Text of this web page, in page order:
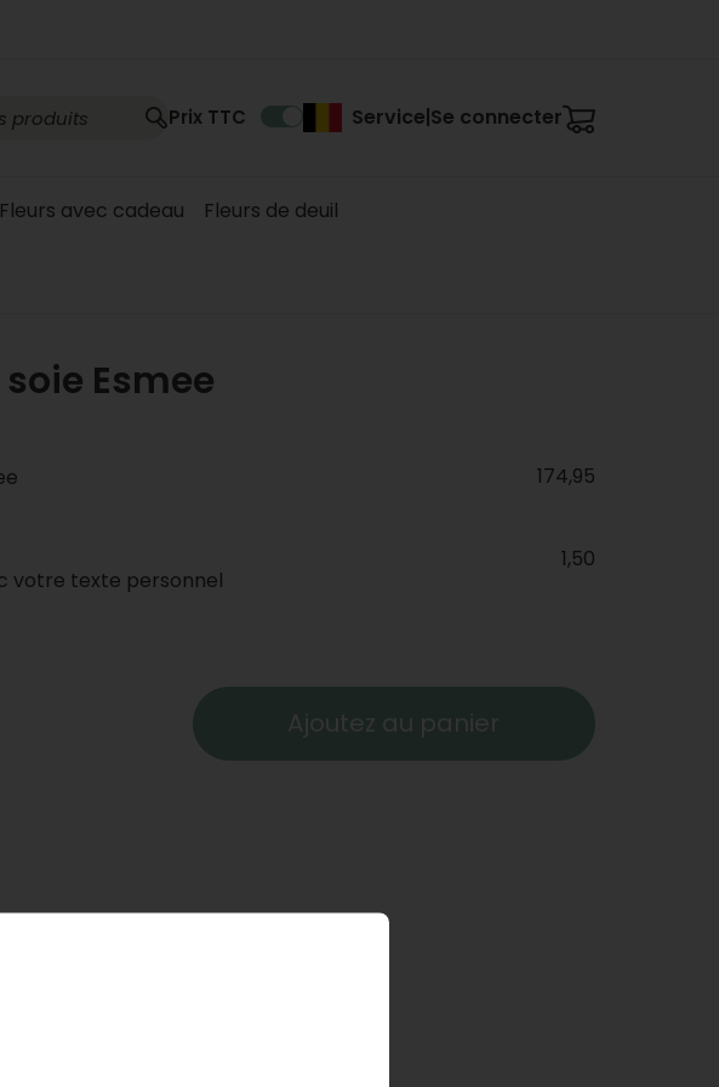
Prix TTC Service Se connecter
Fleurs avec cadeau Fleurs de deuil
Esmee
174,95
votre texte personnel
1,50
Ajoutez au panier